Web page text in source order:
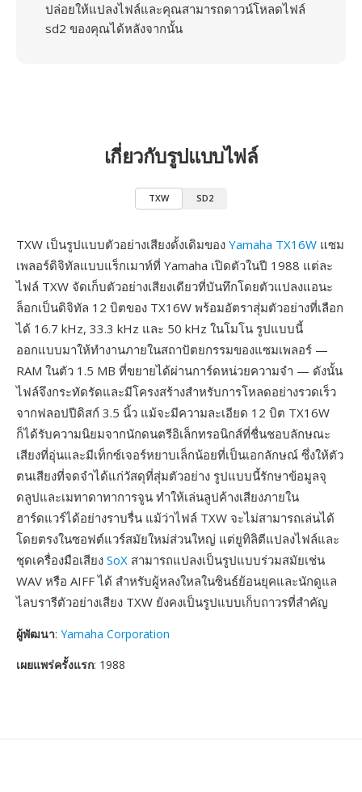
ปล่อยให้แปลงไฟล์และคุณสามารถดาวน์โหลดไฟล์
sd2 ของคุณได้หลังจากนั้น
เกี่ยวกับรูปแบบไฟล์
TXW SD2
TXW เป็นรูปแบบตัวอย่างเสียงดั้งเดิมของ Yamaha TX16W แซม
เพลอร์ดิจิทัลแบบแร็กเมาท์ที่ Yamaha เปิดตัวในปี 1988 แต่ละ
ไฟล์ TXW จัดเก็บตัวอย่างเสียงเดียวที่บันทึกโดยตัวแปลงแอนะ
ล็อกเป็นดิจิทัล 12 บิตของ TX16W พร้อมอัตราสุ่มตัวอย่างที่เลือก
ได้ 16.7 kHz, 33.3 kHz และ 50 kHz ในโมโน รูปแบบนี้
ออกแบบมาให้ทำงานภายในสถาปัตยกรรมของแซมเพลอร์ —
RAM ในตัว 1.5 MB ที่ขยายได้ผ่านการ์ดหน่วยความจำ — ดังนั้น
ไฟล์จึงกระทัดรัดและมีโครงสร้างสำหรับการโหลดอย่างรวดเร็ว
จากฟลอปปีดิสก์ 3.5 นิ้ว แม้จะมีความละเอียด 12 บิต TX16W
ก็ได้รับความนิยมจากนักดนตรีอิเล็กทรอนิกส์ที่ชื่นชอบลักษณะ
เสียงที่อุ่นและมีเท็กซ์เจอร์หยาบเล็กน้อยที่เป็นเอกลักษณ์ ซึ่งให้ตัว
ตนเสียงที่จดจำได้แก่วัสดุที่สุ่มตัวอย่าง รูปแบบนี้รักษาข้อมูลจุ
ดลูปและเมทาดาทาการจูน ทำให้เล่นลูปค้างเสียงภายใน
ฮาร์ดแวร์ได้อย่างราบรื่น แม้ว่าไฟล์ TXW จะไม่สามารถเล่นได้
โดยตรงในซอฟต์แวร์สมัยใหม่ส่วนใหญ่ แต่ยูทิลิตีแปลงไฟล์และ
ชุดเครื่องมือเสียง SoX สามารถแปลงเป็นรูปแบบร่วมสมัยเช่น
WAV หรือ AIFF ได้ สำหรับผู้หลงใหลในซินธ์ย้อนยุคและนักดูแล
ไลบรารีตัวอย่างเสียง TXW ยังคงเป็นรูปแบบเก็บถาวรที่สำคัญ
ผู้พัฒนา: Yamaha Corporation
เผยแพร่ครั้งแรก: 1988